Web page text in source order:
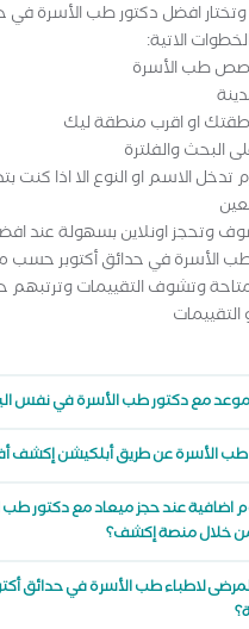
افضل دكتور طب الأسرة في
الاتية:
طب الأسرة
او اقرب منطقة ليك
البحث والفلترة
الاسم او النوع الا اذا كنت
وتحجز اونلاين بسهولة عند
الأسرة في حدائق أكتوبر حسب
وتشوف التقييمات
التقييمات
موعد مع دكتور طب الأسرة في نفس
طب الأسرة عن طريق أبلكيشن إكشف
عند حجز ميعاد مع دكتور طب
من خلال منصة إكشف؟
لاطباء طب الأسرة في حدائق